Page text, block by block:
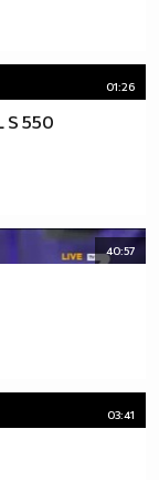
01:26
S 550
40:57
03:41